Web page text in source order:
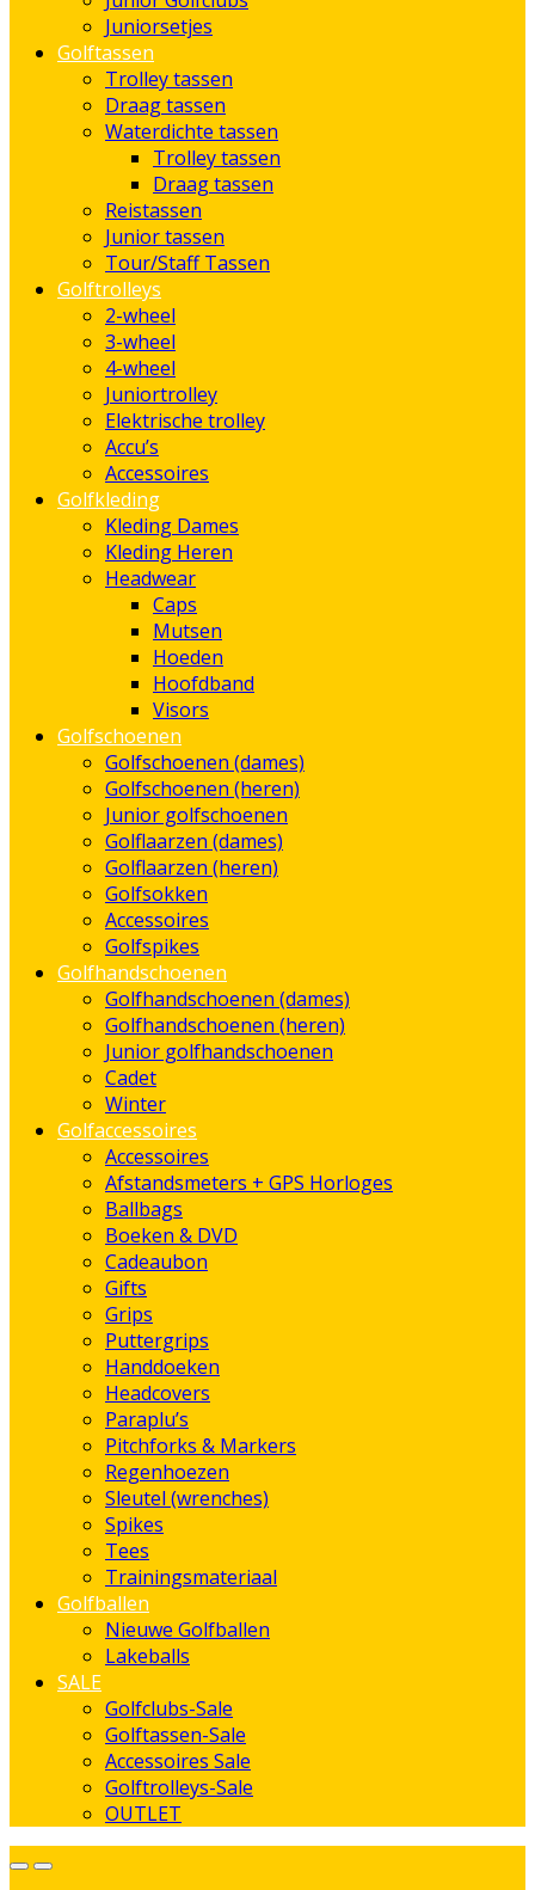
Juniorsetjes
Golftassen
Trolley tassen
Draag tassen
Waterdichte tassen
Trolley tassen
Draag tassen
Reistassen
Junior tassen
Tour/Staff Tassen
Golftrolleys
2-wheel
3-wheel
4-wheel
Juniortrolley
Elektrische trolley
Accu’s
Accessoires
Golfkleding
Kleding Dames
Kleding Heren
Headwear
Caps
Mutsen
Hoeden
Hoofdband
Visors
Golfschoenen
Golfschoenen (dames)
Golfschoenen (heren)
Junior golfschoenen
Golflaarzen (dames)
Golflaarzen (heren)
Golfsokken
Accessoires
Golfspikes
Golfhandschoenen
Golfhandschoenen (dames)
Golfhandschoenen (heren)
Junior golfhandschoenen
Cadet
Winter
Golfaccessoires
Accessoires
Afstandsmeters + GPS Horloges
Ballbags
Boeken & DVD
Cadeaubon
Gifts
Grips
Puttergrips
Handdoeken
Headcovers
Paraplu’s
Pitchforks & Markers
Regenhoezen
Sleutel (wrenches)
Spikes
Tees
Trainingsmateriaal
Golfballen
Nieuwe Golfballen
Lakeballs
SALE
Golfclubs-Sale
Golftassen-Sale
Accessoires Sale
Golftrolleys-Sale
OUTLET